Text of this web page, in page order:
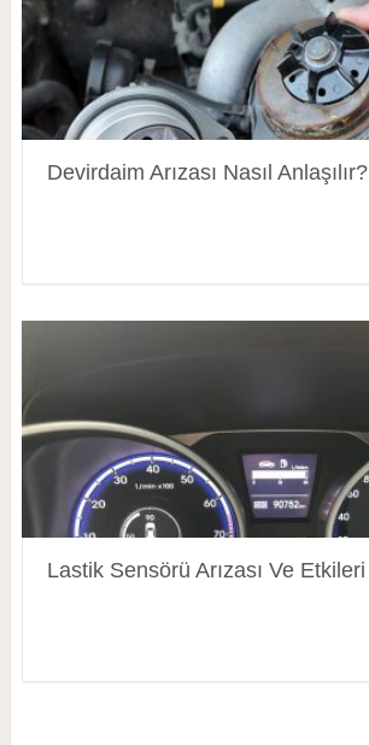
Devirdaim Arızası Nasıl Anlaşılır?
Lastik Sensörü Arızası Ve Etkileri